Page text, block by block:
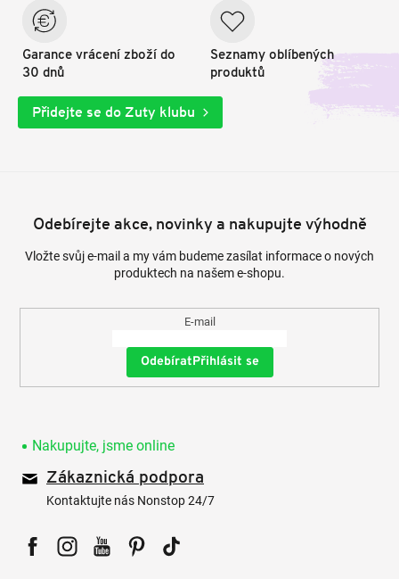
Garance vrácení zboží do
30 dnů
Seznamy oblíbených
produktů
Přidejte se do Zuty klubu
Odebírejte akce, novinky a nakupujte výhodně
Vložte svůj e-mail a my vám budeme zasílat informace o nových
produktech na našem e-shopu.
E-mail
Přihlásit se
Nakupujte, jsme online
Zákaznická podpora
Kontaktujte nás Nonstop 24/7